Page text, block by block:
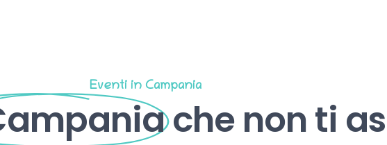
Eventi in Campania
che non ti